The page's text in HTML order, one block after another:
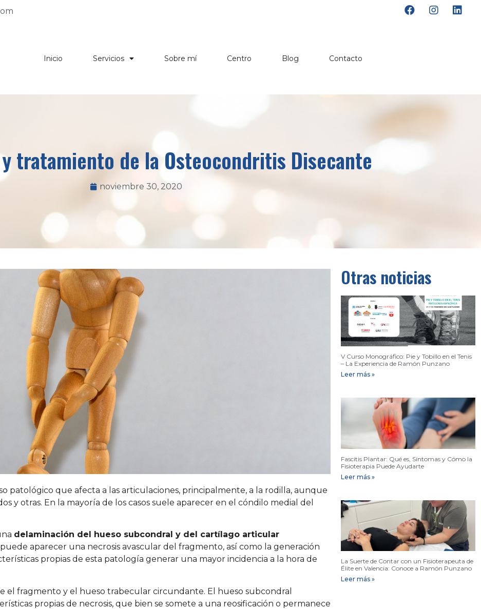
Inicio Servicios Sobre mí Centro Blog Contacto
tratamiento de la Osteocondritis Disecante
noviembre 30, 2020
patológico que afecta a las articulaciones, principalmente, a la rodilla, aunque
y otras. En la mayoría de los casos suele aparecer en el cóndilo medial del
delaminación del hueso subcondral y del cartílago articular
aparecer una necrosis avascular del fragmento, así como la generación
propias de esta patología generar una mayor incidencia a la hora de
el fragmento y el hueso trabecular circundante. El hueso subcondral
propias de necrosis, que bien se somete a una reosificación o permanece
Otras noticias
V Curso Monográfico: Pie y Tobillo en el Tenis
– La Experiencia de Ramón Punzano
Leer más »
Fascitis Plantar: Qué es, Síntomas y Cómo la
Fisioterapia Puede Ayudarte
Leer más »
La Suerte de Contar con un Fisioterapeuta de
Élite en Valencia: Conoce a Ramón Punzano
Leer más »